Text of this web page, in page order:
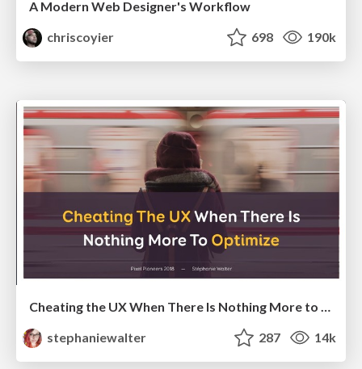
A Modern Web Designer's Workflow
chriscoyier
698 190k
Cheating the UX When There Is Nothing More to Optimize - PixelPioneers
stephaniewalter
287 14k